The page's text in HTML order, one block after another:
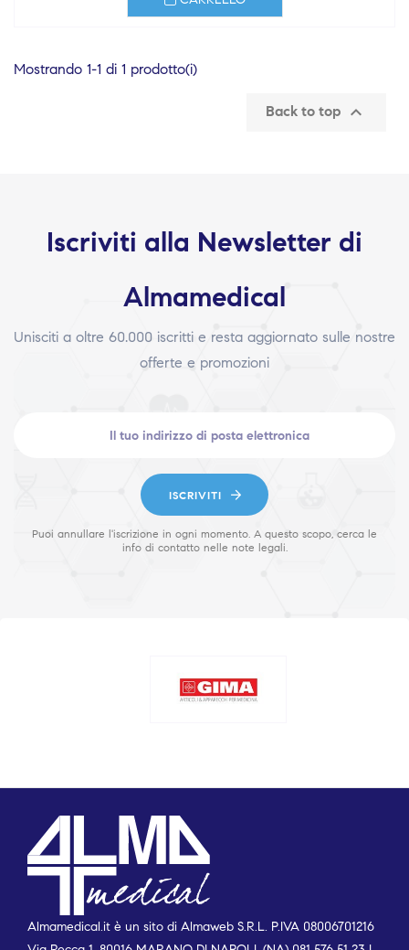
Mostrando 1-1 di 1 prodotto(i)
Back to top 
Iscriviti alla Newsletter di
Almamedical
Unisciti a oltre 60.000 iscritti e resta aggiornato sulle nostre
offerte e promozioni
ISCRIVITI
Puoi annullare l'iscrizione in ogni momento. A questo scopo, cerca le
info di contatto nelle note legali.
Almamedical.it è un sito di Almaweb S.R.L. P.IVA 08006701216